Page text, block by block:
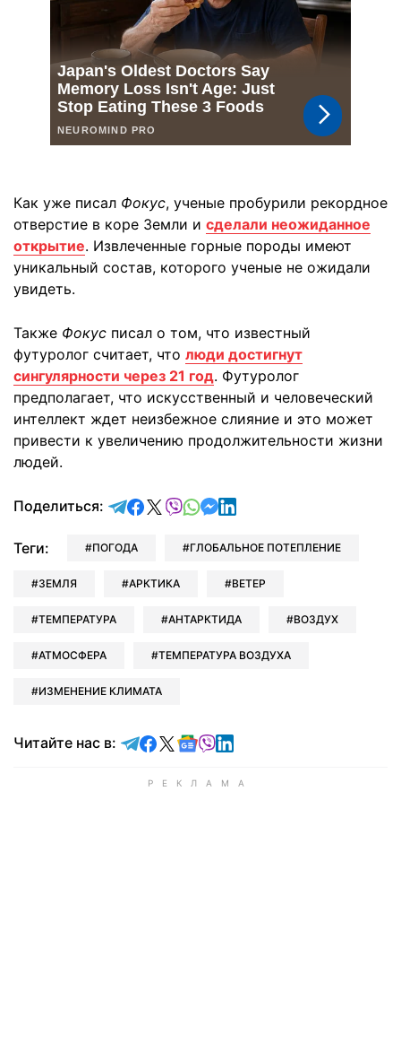
Как уже писал Фокус, ученые пробурили рекордное
отверстие в коре Земли и сделали неожиданное
открытие. Извлеченные горные породы имеют
уникальный состав, которого ученые не ожидали
увидеть.
Также Фокус писал о том, что известный
футуролог считает, что люди достигнут
сингулярности через 21 год. Футуролог
предполагает, что искусственный и человеческий
интеллект ждет неизбежное слияние и это может
привести к увеличению продолжительности жизни
людей.
Поделиться: отправить в Telegram
поделиться в Facebook
поделиться в X
отправить в Viber
отправить в Whatsapp
отправить в Messenger
отправить в LinkedIn
Теги: ПОГОДА ГЛОБАЛЬНОЕ ПОТЕПЛЕНИЕ
ЗЕМЛЯ АРКТИКА ВЕТЕР
ТЕМПЕРАТУРА АНТАРКТИДА ВОЗДУХ
АТМОСФЕРА ТЕМПЕРАТУРА ВОЗДУХА
ИЗМЕНЕНИЕ КЛИМАТА
Читайте нас в: Читайте в Telegram
Читайте в Facebook
Читайте в X
Читайте в Google news
Читайте в Viber
Читайте в LinkedIn